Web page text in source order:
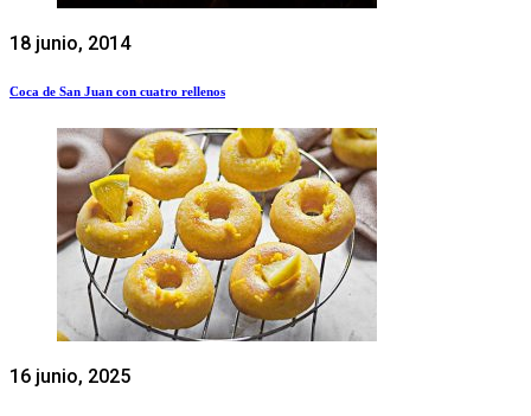
18 junio, 2014
Coca de San Juan con cuatro rellenos
16 junio, 2025